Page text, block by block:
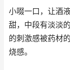
小啜一口，让酒
甜，中段有淡淡
的刺激感被药材
烧感。